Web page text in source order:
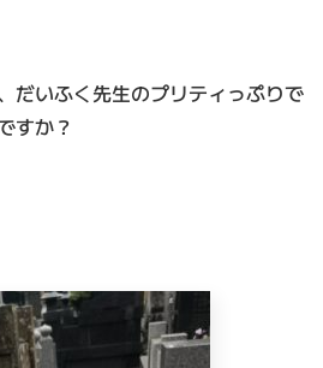
だいふく先生のプリティっぷりで
すか？